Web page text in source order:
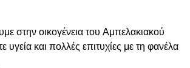
στην οικογένεια του Αμπελακιακού
υγεία και πολλές επιτυχίες με τη φανέλα